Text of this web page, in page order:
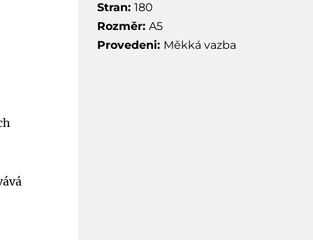
Stran: 180
Rozměr: A5
Provedeni: Měkká vazba